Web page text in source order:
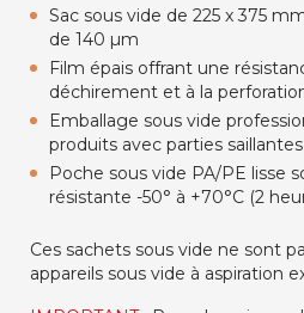
Sac sous vide de 225 x 375
de 140 µm
Film épais offrant une
déchirement et à la
Emballage sous vide
produits avec parties saillantes
Poche sous vide PA/PE lisse
résistante -50° à +70°C (2
Ces sachets sous vide ne sont
appareils sous vide à aspiration